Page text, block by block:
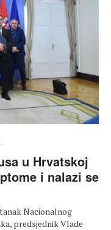
u Hrvatskoj
i nalazi se
Nacionalnog
predsjednik Vlade